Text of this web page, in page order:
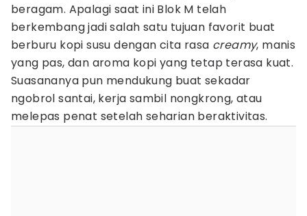
beragam. Apalagi saat ini Blok M telah
berkembang jadi salah satu tujuan favorit buat
berburu kopi susu dengan cita rasa creamy, manis
yang pas, dan aroma kopi yang tetap terasa kuat.
Suasananya pun mendukung buat sekadar
ngobrol santai, kerja sambil nongkrong, atau
melepas penat setelah seharian beraktivitas.